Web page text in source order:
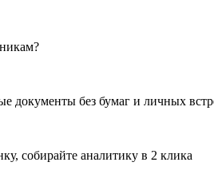
документы без бумаг и личных
собирайте аналитику в 2 клика